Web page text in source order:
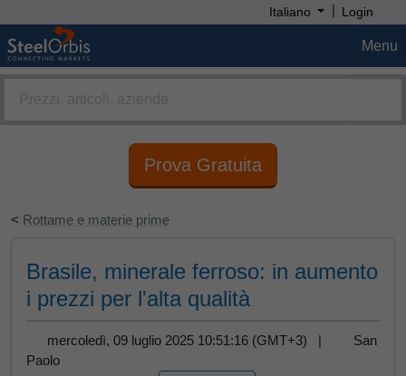
Italiano | Login
Menu
Prova Gratuita
< Rottame e materie prime
Brasile, minerale ferroso: in aumento
i prezzi per l'alta qualità
mercoledì, 09 luglio 2025 10:51:16 (GMT+3) |
San
Paolo